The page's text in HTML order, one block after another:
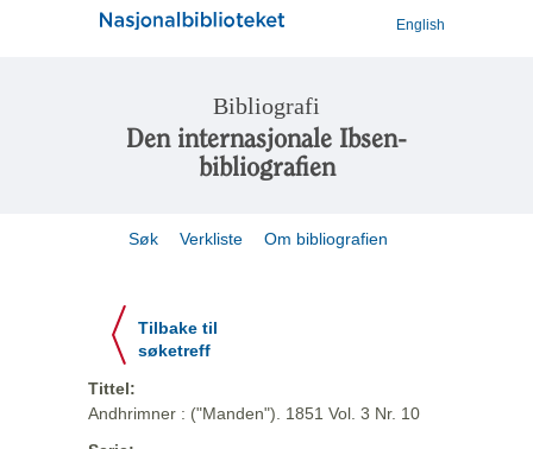
English
Bibliografi
Den internasjonale Ibsen-
bibliografien
Søk Verkliste Om bibliografien
Tilbake til
søketreff
Tittel:
Andhrimner : ("Manden"). 1851 Vol. 3 Nr. 10